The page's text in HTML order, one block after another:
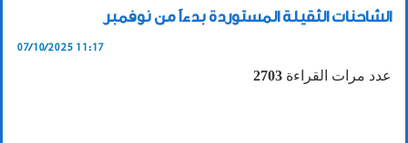
الشاحنات الثقيلة المستوردة بدءاً من نوفمبر
07/10/2025 11:17
عدد مرات القراءة 2703